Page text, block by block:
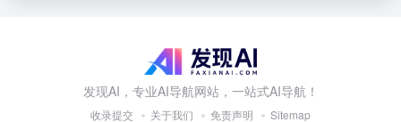
发现AI，专业AI导航网站，一站式AI导航！
收录提交 关于我们 免责声明 Sitemap